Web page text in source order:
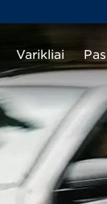
Varikliai